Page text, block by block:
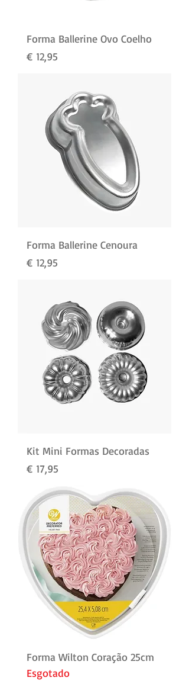
Forma Ballerine Ovo Coelho
Preço
€ 12,95
Forma Ballerine Cenoura
Preço
€ 12,95
Kit Mini Formas Decoradas
Preço
€ 17,95
Forma Wilton Coração 25cm
Esgotado